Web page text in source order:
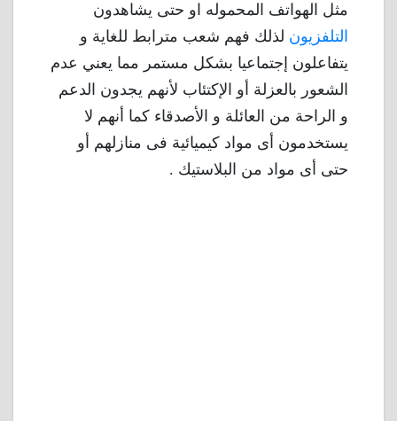
مثل الهواتف المحموله او حتى يشاهدون
التلفزيون لذلك فهم شعب مترابط للغاية و
يتفاعلون إجتماعيا بشكل مستمر مما يعني عدم
الشعور بالعزلة أو الإكتئاب لأنهم يجدون الدعم
و الراحة من العائلة و الأصدقاء كما أنهم لا
يستخدمون أى مواد كيميائية فى منازلهم أو
حتى أى مواد من البلاستيك .